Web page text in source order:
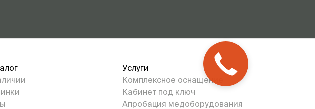
Услуги
Комплексное оснащение
Кабинет под ключ
Апробация медоборудования